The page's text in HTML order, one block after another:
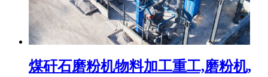
煤矸石磨粉机物料加工重工,磨粉机,